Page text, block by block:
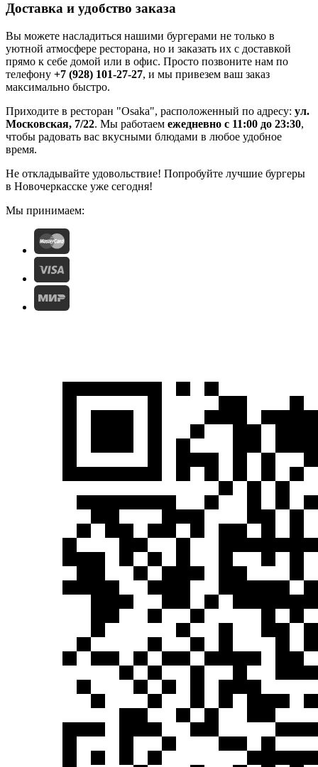
Доставка и удобство заказа
Вы можете насладиться нашими бургерами не только в
уютной атмосфере ресторана, но и заказать их с доставкой
прямо к себе домой или в офис. Просто позвоните нам по
телефону +7 (928) 101-27-27, и мы привезем ваш заказ
максимально быстро.
Приходите в ресторан "Osaka", расположенный по адресу: ул.
Московская, 7/22. Мы работаем ежедневно с 11:00 до 23:30,
чтобы радовать вас вкусными блюдами в любое удобное
время.
Не откладывайте удовольствие! Попробуйте лучшие бургеры
в Новочеркасске уже сегодня!
Мы принимаем: